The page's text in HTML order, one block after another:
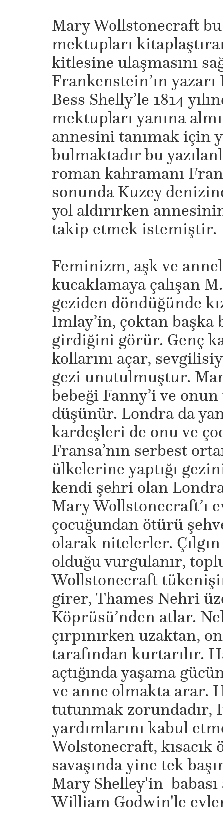
Mary Wollstonecraft bu
mektupları
kitlesine ulaşmasını
Frankenstein’ın
Bess Shelly’le 1814
mektupları yanına
annesini tanımak için
bulmaktadır bu
roman kahramanı
sonunda Kuzey
yol aldırırken
takip etmek istemiştir.
Feminizm, aşk ve
kucaklamaya çalışan
geziden döndüğünde
Imlay’in, çoktan
girdiğini görür. Genç
kollarını açar,
gezi unutulmuştur.
bebeği Fanny’i ve
düşünür. Londra da
kardeşleri de onu ve
Fransa’nın serbest
ülkelerine yaptığı
kendi şehri olan
Mary Wollstonecraft’ı
çocuğundan ötürü
olarak nitelerler.
olduğu vurgulanır,
Wollstonecraft
girer, Thames Nehri
Köprüsü’nden atlar.
çırpınırken uzaktan,
tarafından kurtarılır.
açtığında yaşama
ve anne olmakta arar.
tutunmak zorundadır,
yardımlarını kabul
Wolstonecraft,
savaşında yine tek
Mary Shelley'in
William Godwin'le